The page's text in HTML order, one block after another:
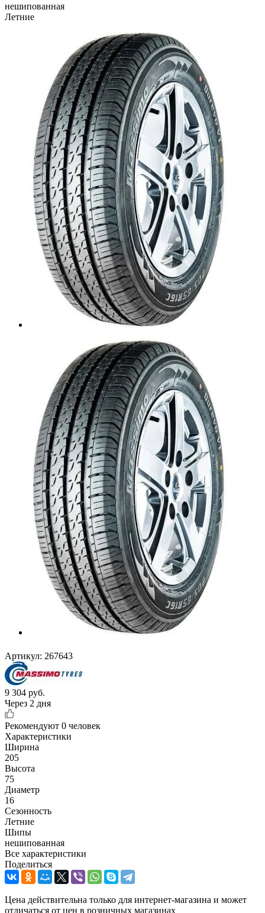
нешипованная
Летние
Артикул: 267643
9 304 руб.
Через 2 дня
Рекомендуют 0 человек
Характеристики
Ширина
205
Высота
75
Диаметр
16
Сезонность
Летние
Шипы
нешипованная
Все характеристики
Поделиться
Цена действительна только для интернет-магазина и может
отличаться от цен в розничных магазинах